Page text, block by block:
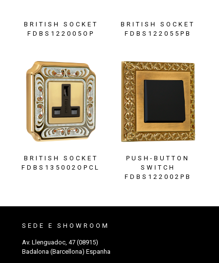
BRITISH SOCKET
FDBS122005OP
BRITISH SOCKET
FDBS122055PB
BRITISH SOCKET
FDBS135002OPCL
PUSH-BUTTON
SWITCH
FDBS122002PB
SEDE E SHOWROOM
Av. Llenguadoc, 47 (08915)
Badalona (Barcellona) Espanha